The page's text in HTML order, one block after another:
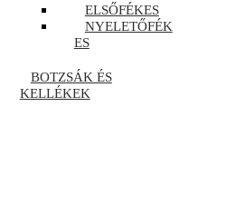
ELSŐFÉKES
NYELETŐFÉK
ES
BOTZSÁK ÉS
KELLÉKEK